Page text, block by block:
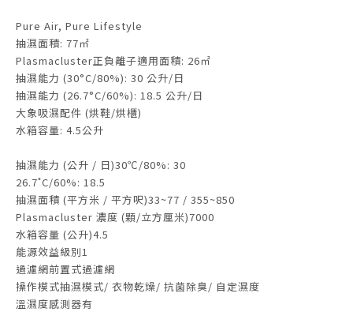
Pure Air, Pure Lifestyle
抽濕面積: 77㎡
Plasmacluster正負離子適用面積: 26㎡
抽濕能力 (30°C/80%): 30 公升/日
抽濕能力 (26.7°C/60%): 18.5 公升/日
大象吸濕配件 (烘鞋/烘櫃)
水箱容量: 4.5公升
抽濕能力 (公升 / 日)30℃/80%: 30
26.7˚C/60%: 18.5
抽濕面積 (平方米 / 平方呎)33~77 / 355~850
Plasmacluster 濃度 (顆/立方厘米)7000
水箱容量 (公升)4.5
能源效益級別1
過濾網前置式過濾網
操作模式抽濕模式/ 衣物乾燥/ 抗菌除臭/ 自定濕度
溫濕度感測器有